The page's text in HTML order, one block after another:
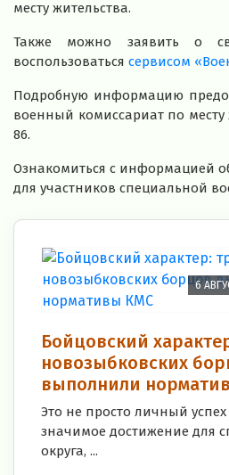
месту жительства.
Также можно заявить о
воспользоваться сервисом
Подробную информацию
военный комиссариат по месту
86.
Ознакомиться с информацией
для участников специальной
6
Бойцовский
новозыбковских
выполнили
Это не просто личный
значимое достижение для
округа, ...